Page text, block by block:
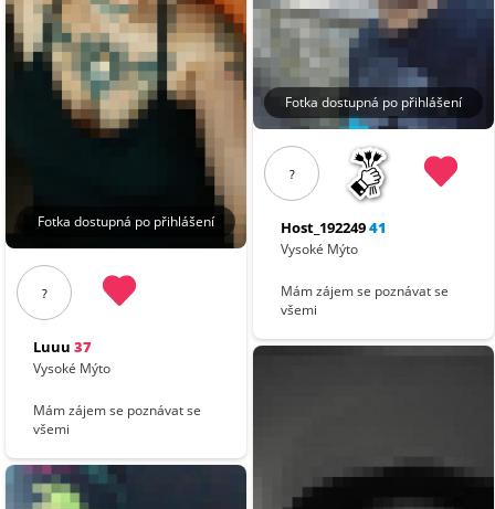
Fotka dostupná po přihlášení
?
Luuu 37
Vysoké Mýto
Mám zájem se poznávat se
všemi
Fotka dostupná po přihlášení
?
Host_19224941
Vysoké Mýto
Mám zájem se poznávat se
všemi